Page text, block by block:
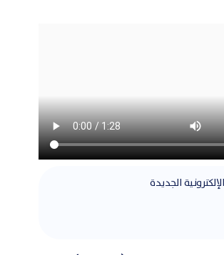
الجديدة